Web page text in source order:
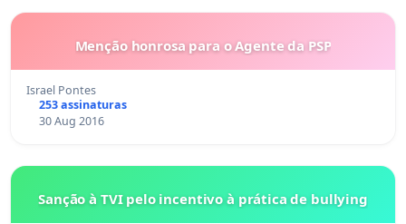
Menção honrosa para o Agente da PSP
Israel Pontes
253 assinaturas
30 Aug 2016
Sanção à TVI pelo incentivo à prática de bullying